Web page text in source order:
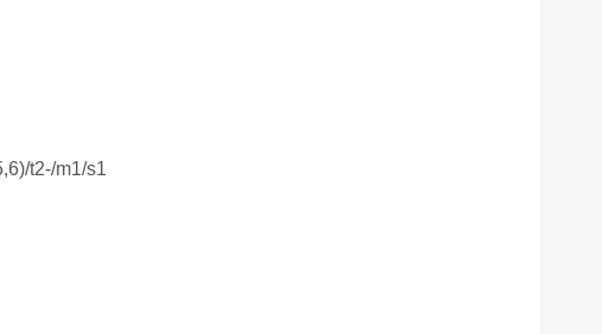
t2-/m1/s1